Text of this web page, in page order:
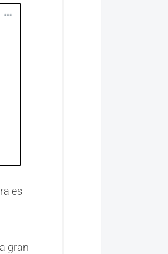
es
gran